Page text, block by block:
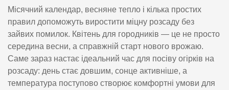
Місячний календар, весняне тепло і кілька простих
правил допоможуть виростити міцну розсаду без
зайвих помилок. Квітень для городників — це не просто
середина весни, а справжній старт нового врожаю.
Саме зараз настає ідеальний час для посіву огірків на
розсаду: день стає довшим, сонце активніше, а
температура поступово створює комфортні умови для